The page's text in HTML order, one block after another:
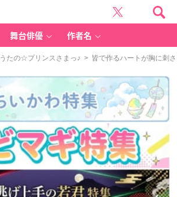
舞台俳優 作者名
うたの☆プリンスさまっ♪ > 皆で作るハートが胸に刺